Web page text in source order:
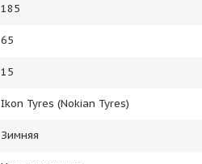
185
65
15
Ikon Tyres (Nokian Tyres)
Зимняя